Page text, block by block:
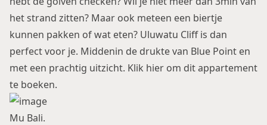
het strand zitten? Maar ook meteen een biertje
kunnen pakken of wat eten? Uluwatu Cliff is dan
perfect voor je. Middenin de drukte van Blue Point en
met een prachtig uitzicht. Klik hier om dit appartement
te boeken.
Mu Bali.